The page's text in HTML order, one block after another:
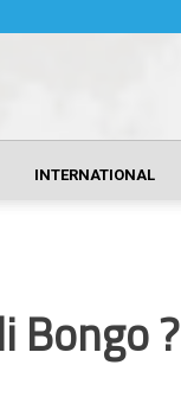
INTERNATIONAL
Bongo ?